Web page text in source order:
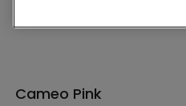
Cameo Pink